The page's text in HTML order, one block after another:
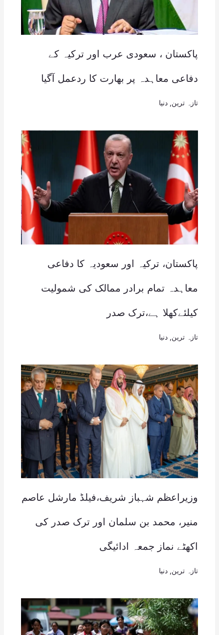
پاکستان ، سعودی عرب اور ترکیہ کے
دفاعی معاہدہ پر بھارت کا ردعمل آگیا
تازہ ترین دنیا
پاکستان، ترکیہ اور سعودیہ کا دفاعی
معاہدہ تمام برادر ممالک کی شمولیت
کیلئےکھلا ہے،ترک صدر
تازہ ترین دنیا
وزیراعظم شہباز شریف،فیلڈ مارشل عاصم
منیر، محمد بن سلمان اور ترک صدر کی
اکھٹے نماز جمعہ ادائیگی
تازہ ترین دنیا